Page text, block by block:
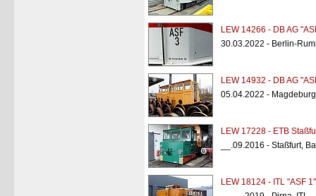
LEW 14266 - DB AG
30.03.2022 - Berlin-
LEW 14932 - DB AG
05.04.2022 -
LEW 17228 - ETB
__.09.2016 - Staßfurt,
LEW 18124 - ITL "ASF 1"